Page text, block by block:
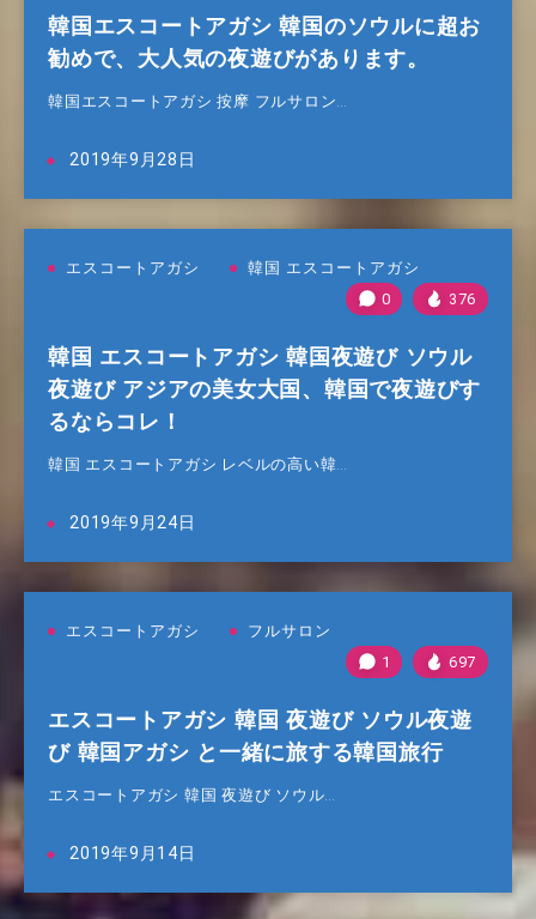
韓国エスコートアガシ 韓国のソウルに超お
勧めで、大人気の夜遊びがあります。
韓国エスコートアガシ 按摩 フルサロン…
2019年9月28日
エスコートアガシ
韓国 エスコートアガシ
0
376
韓国 エスコートアガシ 韓国夜遊び ソウル
夜遊び アジアの美女大国、韓国で夜遊びす
るならコレ！
韓国 エスコートアガシ レベルの高い韓…
2019年9月24日
エスコートアガシ
フルサロン
1
697
エスコートアガシ 韓国 夜遊び ソウル夜遊
び 韓国アガシ と一緒に旅する韓国旅行
エスコートアガシ 韓国 夜遊び ソウル…
2019年9月14日